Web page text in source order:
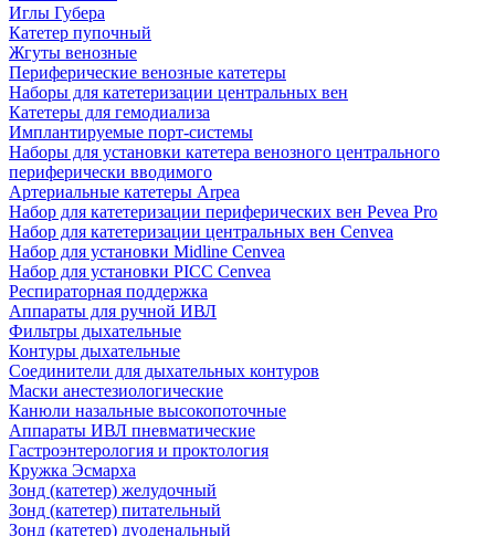
Иглы Губера
Катетер пупочный
Жгуты венозные
Периферические венозные катетеры
Наборы для катетеризации центральных вен
Катетеры для гемодиализа
Имплантируемые порт‑системы
Наборы для установки катетера венозного центрального
периферически вводимого
Артериальные катетеры Arpea
Набор для катетеризации периферических вен Pevea Pro
Набор для катетеризации центральных вен Cenvea
Набор для установки Midline Cenvea
Набор для установки PICC Cenvea
Респираторная поддержка
Аппараты для ручной ИВЛ
Фильтры дыхательные
Контуры дыхательные
Соединители для дыхательных контуров
Маски анестезиологические
Канюли назальные высокопоточные
Аппараты ИВЛ пневматические
Гастроэнтерология и проктология
Кружка Эсмарха
Зонд (катетер) желудочный
Зонд (катетер) питательный
Зонд (катетер) дуоденальный